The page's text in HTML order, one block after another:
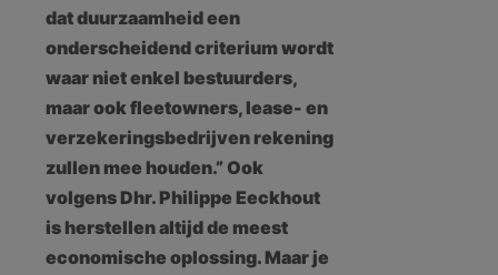
dat duurzaamheid een
onderscheidend criterium wordt
waar niet enkel bestuurders,
maar ook fleetowners, lease- en
verzekeringsbedrijven rekening
zullen mee houden.” Ook
volgens Dhr. Philippe Eeckhout
is herstellen altijd de meest
economische oplossing. Maar je